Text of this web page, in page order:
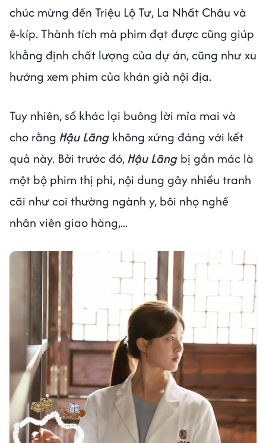
chúc mừng đến Triệu Lộ Tư, La Nhất Châu và
ê-kíp. Thành tích mà phim đạt được cũng giúp
khẳng định chất lượng của dự án, cũng như xu
hướng xem phim của khán giả nội địa.
Tuy nhiên, số khác lại buông lời mỉa mai và
cho rằng Hậu Lãng không xứng đáng với kết
quả này. Bởi trước đó,Hậu Lãng bị gắn mác là
một bộ phim thị phi, nội dung gây nhiều tranh
cãi như coi thường ngành y, bôi nhọ nghề
nhân viên giao hàng,...